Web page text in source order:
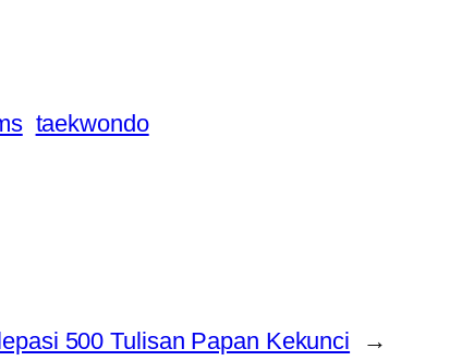
taekwondo
500 Tulisan Papan Kekunci →